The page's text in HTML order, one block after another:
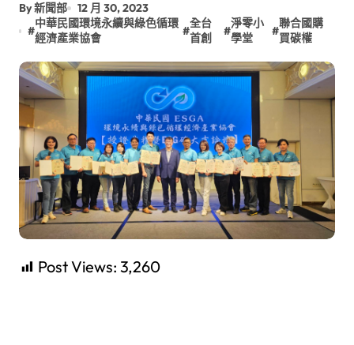
By 新聞部
12 月 30, 2023
#
中華民國環境永續與綠色循環
經濟產業協會
#
全台
首創
#
淨零小
學堂
#
聯合國購
買碳權
Post Views: 3,260